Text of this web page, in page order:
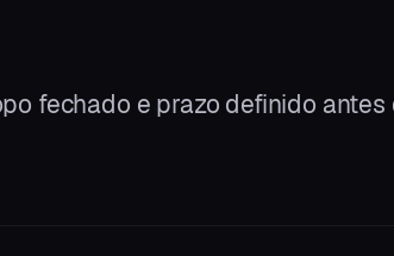
fechado e prazo definido antes